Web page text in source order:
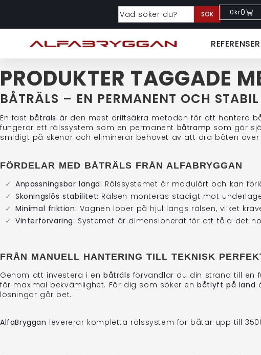
SÖK 0kr0
REFERENSER
PRODUKTER TAGGADE
BÅTRÄLS – EN PERMANENT OCH
En fast båträls är den mest driftsäkra metoden för att hantera
fungerar ett rälssystem som en permanent båtramp som gör
smidigt på skenor och eliminerar behovet av att dra båten över
FÖRDELAR MED BÅTRÄLS FRÅN ALFABRYGGAN
Anpassningsbar längd: Rälssystemet är modulärt och kan
Skoningslös stabilitet: Rälsen monteras stadigt mot
Minimal friktion: Vagnen löper på hjul längs rälsen, vilket
Vinterförvaring: Systemet är dimensionerat för att tåla det
FRÅN MANUELL HANTERING TILL TEKNISK
Genom att investera i en båträls förvandlar du din strand till en
för maximal bekvämlighet. För dig som söker enbåtlyft på land
lösningar går bet.
AlfaBryggan levererar kompletta rälssystem för båtar upp till